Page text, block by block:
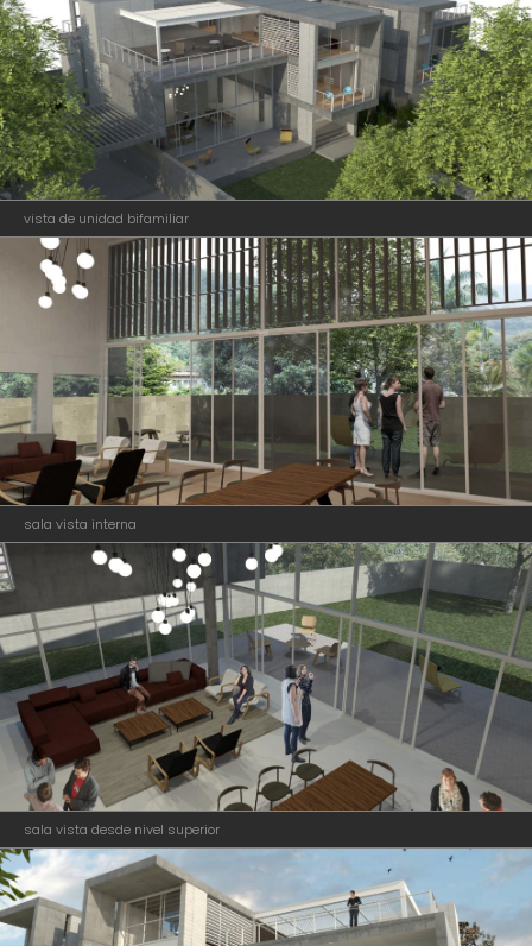
vista de unidad bifamiliar
sala vista interna
sala vista desde nivel superior